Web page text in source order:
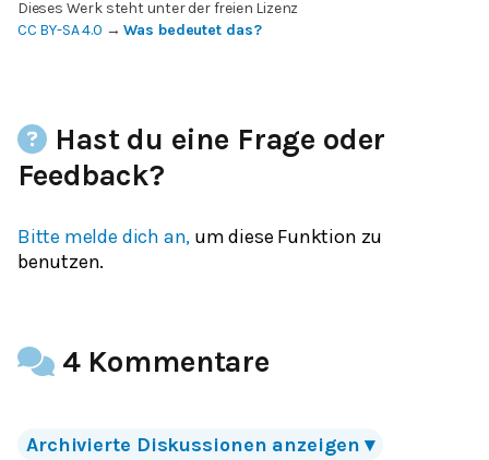
Dieses Werk steht unter der freien Lizenz
CC BY-SA 4.0 →Was bedeutet das?
Hast du eine Frage oder
Feedback?
Bitte melde dich an, um diese Funktion zu
benutzen.
4 Kommentare
Archivierte Diskussionen anzeigen ▾